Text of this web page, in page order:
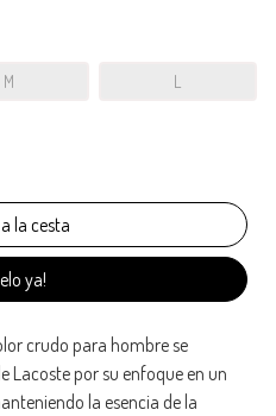
M L
ya!
crudo para hombre se
Lacoste por su enfoque en un
la esencia de la